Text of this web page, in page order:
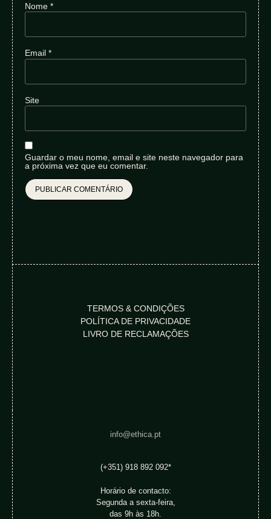
Nome *
Email *
Site
Guardar o meu nome, email e site neste navegador para
a próxima vez que eu comentar.
TERMOS & CONDIÇÕES
POLÍTICA DE PRIVACIDADE
LIVRO DE RECLAMAÇÕES
info@ethica.pt
(+351) 918 892 092*
Horário de contacto:
Segunda a sexta-feira,
das 9h às 18h.